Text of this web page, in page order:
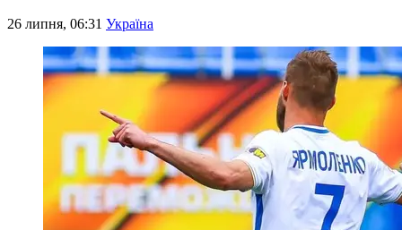
26 липня, 06:31 Україна